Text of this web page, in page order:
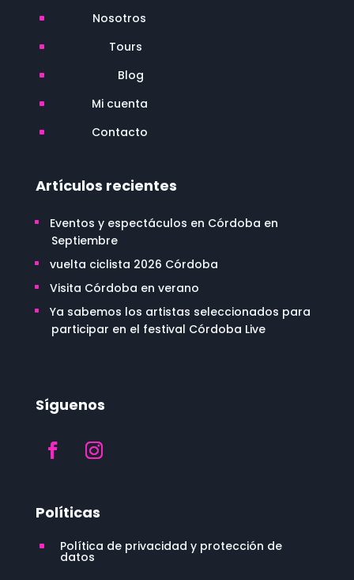
^ Nosotros
^ Tours
^ Blog
^ Mi cuenta
^ Contacto
Artículos recientes
Eventos y espectáculos en Córdoba en
Septiembre
vuelta ciclista 2026 Córdoba
Visita Córdoba en verano
Ya sabemos los artistas seleccionados para
participar en el festival Córdoba Live
Síguenos
Políticas
^ Política de privacidad y protección de
datos